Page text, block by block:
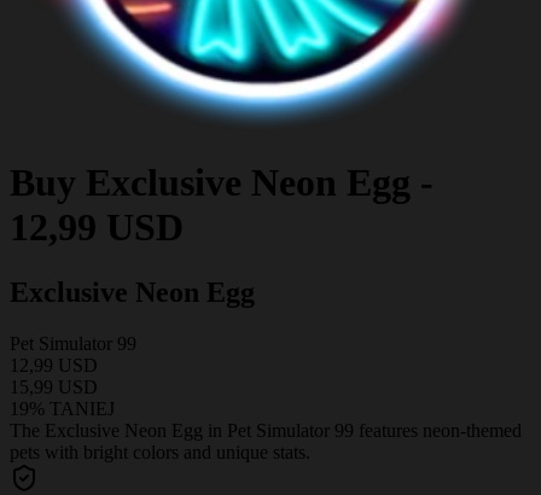
Buy Exclusive Neon Egg -
12,99 USD
Exclusive Neon Egg
Pet Simulator 99
12,99 USD
15,99 USD
19% TANIEJ
The Exclusive Neon Egg in Pet Simulator 99 features neon-themed
pets with bright colors and unique stats.